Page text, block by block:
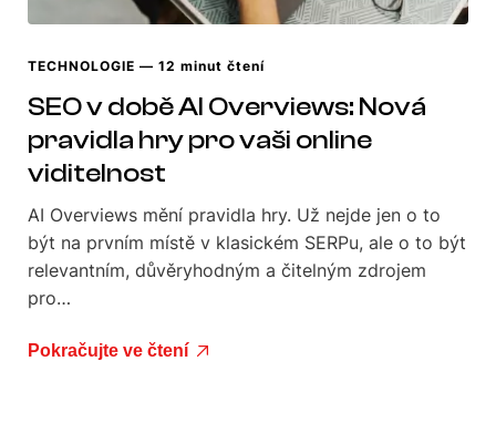
TECHNOLOGIE — 12 minut čtení
SEO v době AI Overviews: Nová
pravidla hry pro vaši online
viditelnost
AI Overviews mění pravidla hry. Už nejde jen o to
být na prvním místě v klasickém SERPu, ale o to být
relevantním, důvěryhodným a čitelným zdrojem
pro…
Pokračujte ve čtení